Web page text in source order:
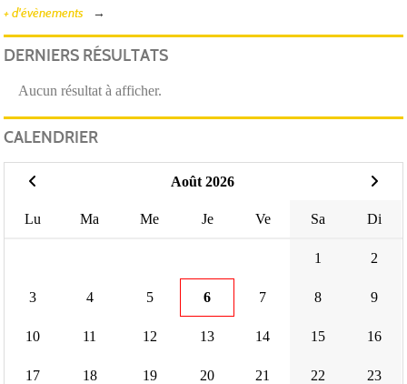
+ d'évènements
DERNIERS RÉSULTATS
Aucun résultat à afficher.
CALENDRIER
Août 2026
Lu Ma Me Je Ve Sa Di
1 2
3 4 5 6 7 8 9
10 11 12 13 14 15 16
17 18 19 20 21 22 23